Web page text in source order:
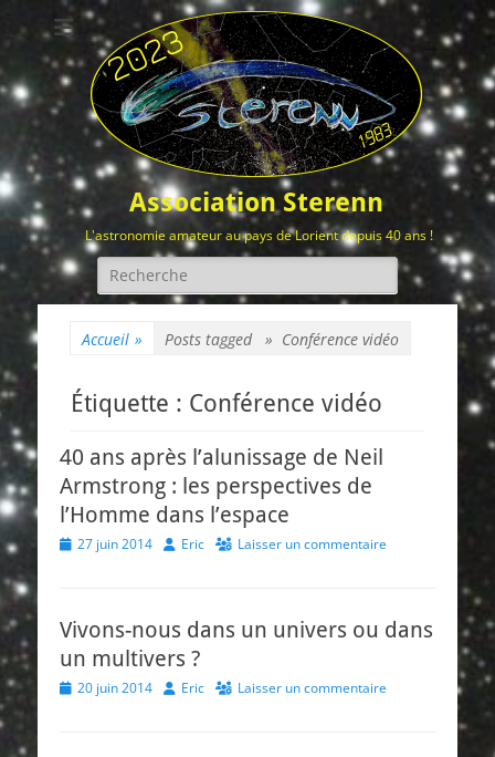
Association Sterenn
L'astronomie amateur au pays de Lorient depuis 40 ans !
Rechercher :
Accueil » Posts tagged » Conférence vidéo
Étiquette : Conférence vidéo
40 ans après l’alunissage de Neil
Armstrong : les perspectives de
l’Homme dans l’espace
Posted27 juin 2014 Author
Eric Laisser un commentaire
Vivons-nous dans un univers ou dans
un multivers ?
Posted20 juin 2014 Author
Eric Laisser un commentaire